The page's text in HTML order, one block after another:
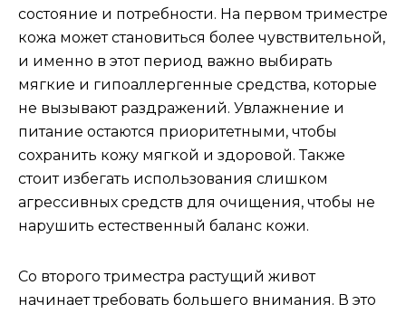
состояние и потребности. На первом триместре
кожа может становиться более чувствительной,
и именно в этот период важно выбирать
мягкие и гипоаллергенные средства, которые
не вызывают раздражений. Увлажнение и
питание остаются приоритетными, чтобы
сохранить кожу мягкой и здоровой. Также
стоит избегать использования слишком
агрессивных средств для очищения, чтобы не
нарушить естественный баланс кожи.
Со второго триместра растущий живот
начинает требовать большего внимания. В это